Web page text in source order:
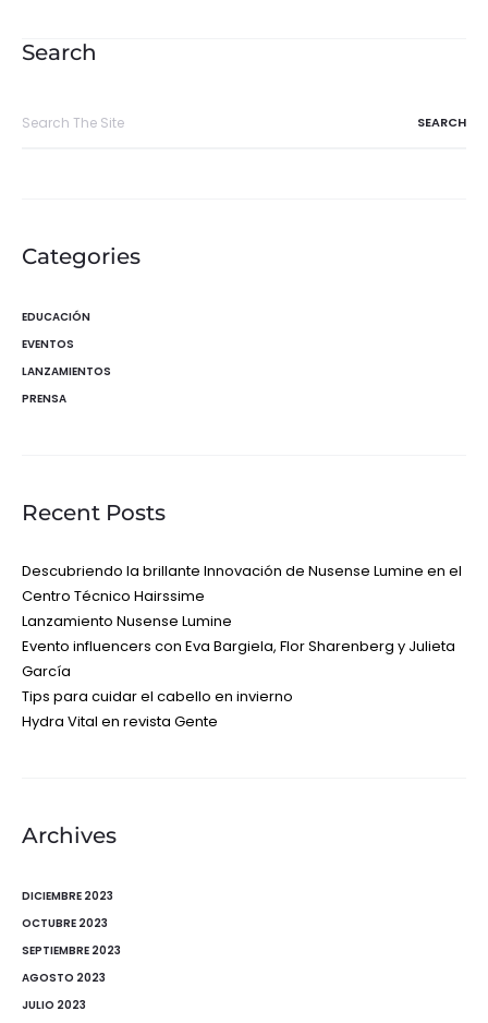
entradas
Search
Categories
EDUCACIÓN
EVENTOS
LANZAMIENTOS
PRENSA
Recent Posts
Descubriendo la brillante Innovación de Nusense Lumine en el
Centro Técnico Hairssime
Lanzamiento Nusense Lumine
Evento influencers con Eva Bargiela, Flor Sharenberg y Julieta
García
Tips para cuidar el cabello en invierno
Hydra Vital en revista Gente
Archives
DICIEMBRE 2023
OCTUBRE 2023
SEPTIEMBRE 2023
AGOSTO 2023
JULIO 2023